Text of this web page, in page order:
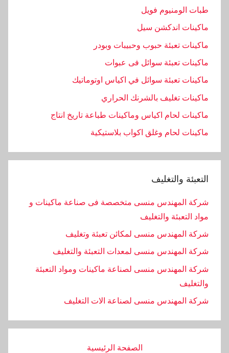
طبات الومنيوم فويل
ماكينات اندكشن سيل
ماكينات تعبئة حبوب وحبيبات وبودر
ماكينات تعبئة سوائل فى عبوات
ماكينات تعبئة سوائل في اكياس اوتوماتيك
ماكينات تغليف بالشرنك الحراري
ماكينات لحام اكياس وماكينات طباعة تاريخ انتاج
ماكينات لحام وغلق اكواب بلاستيكية
التعبئة والتغليف
شركة المهندس منسى متخصصة فى صناعة ماكينات و
مواد التعبئة والتغليف
شركة المهندس منسى لمكائن تعبئة وتغليف
شركة المهندس منسى لمعدات التعبئة والتغليف
شركة المهندس منسى لصناعة ماكينات ومواد التعبئة
والتغليف
‏شركة المهندس منسى لصناعة الات التغليف
الصفحة الرئيسية